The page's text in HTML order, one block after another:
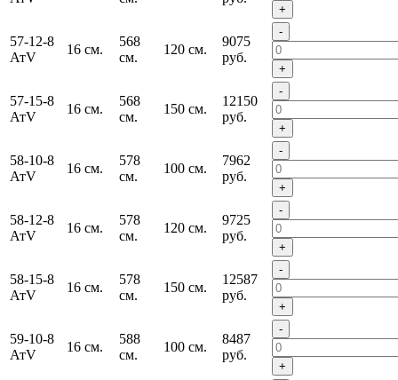
+
57-12-8
АтV
16 см.
568
см.
120 см.
9075
руб.
-
+
57-15-8
АтV
16 см.
568
см.
150 см.
12150
руб.
-
+
58-10-8
АтV
16 см.
578
см.
100 см.
7962
руб.
-
+
58-12-8
АтV
16 см.
578
см.
120 см.
9725
руб.
-
+
58-15-8
АтV
16 см.
578
см.
150 см.
12587
руб.
-
+
59-10-8
АтV
16 см.
588
см.
100 см.
8487
руб.
-
+